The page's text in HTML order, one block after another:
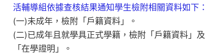
活輔導組依據查核結果通知學生檢附相關資料如下：
(一)未成年，檢附「戶籍資料」。
(二)已成年且就學具正式學籍，檢附「戶籍資料」及
「在學證明」。